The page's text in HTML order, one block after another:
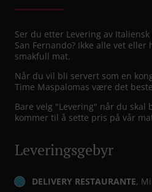
Ser du etter Levering av
San Fernando? Ikke alle vet
smakfull mat.
Når du vil bli servert som en
Time Maspalomas være det
Bare velg "Levering" når du skal
kommer til å sette pris på vår
Leveringsgebyr
DELIVERY RESTAURANTE,